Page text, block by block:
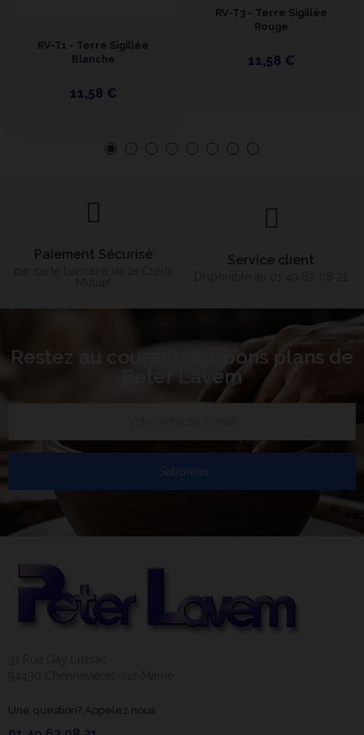
RV-T1 - Terre Sigillée
Blanche
11,58 €
RV-T3 - Terre Sigillée
Rouge
11,58 €
Paiement Sécurisé Service client
Restez au courant des bons plans de
Peter Lavem
S’abonner
Une question? Appelez nous